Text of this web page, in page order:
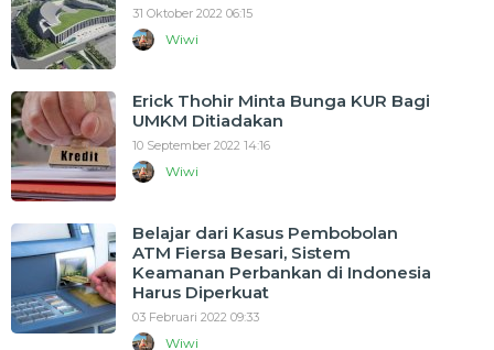
31 Oktober 2022 06:15
Wiwi
Erick Thohir Minta Bunga KUR Bagi
UMKM Ditiadakan
10 September 2022 14:16
Wiwi
Belajar dari Kasus Pembobolan
ATM Fiersa Besari, Sistem
Keamanan Perbankan di Indonesia
Harus Diperkuat
03 Februari 2022 09:33
Wiwi